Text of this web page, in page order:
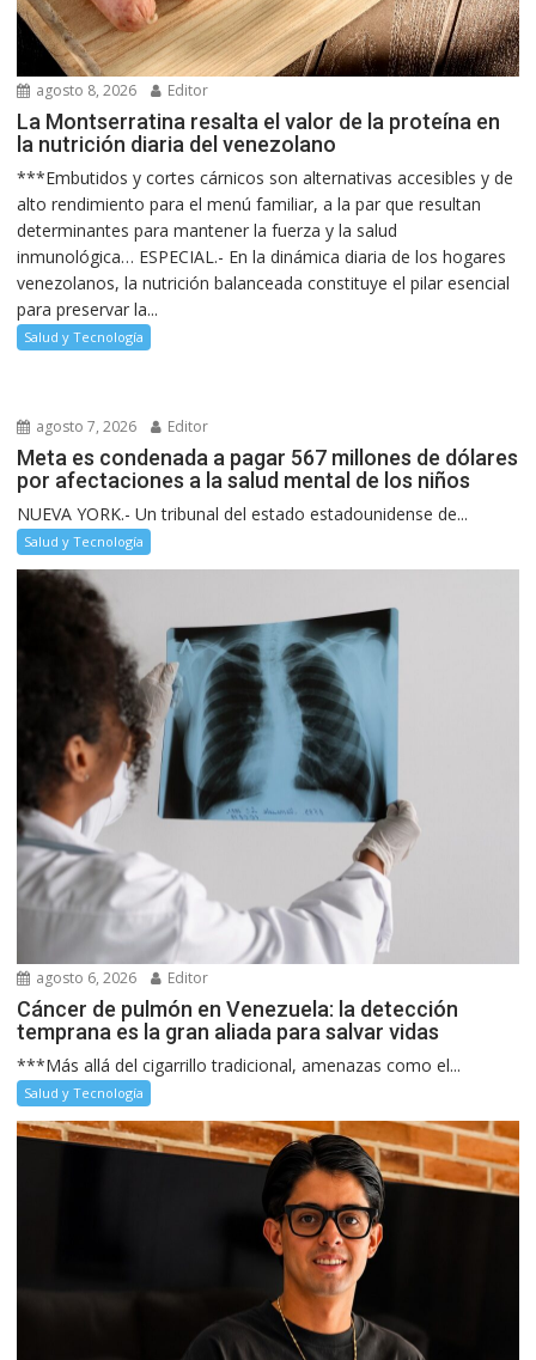
agosto 8, 2026 Editor
La Montserratina resalta el valor de la proteína en
la nutrición diaria del venezolano
***Embutidos y cortes cárnicos son alternativas accesibles y de
alto rendimiento para el menú familiar, a la par que resultan
determinantes para mantener la fuerza y la salud
inmunológica… ESPECIAL.- En la dinámica diaria de los hogares
venezolanos, la nutrición balanceada constituye el pilar esencial
para preservar la...
Salud y Tecnología
agosto 7, 2026 Editor
Meta es condenada a pagar 567 millones de dólares
por afectaciones a la salud mental de los niños
NUEVA YORK.- Un tribunal del estado estadounidense de...
Salud y Tecnología
agosto 6, 2026 Editor
Cáncer de pulmón en Venezuela: la detección
temprana es la gran aliada para salvar vidas
***Más allá del cigarrillo tradicional, amenazas como el...
Salud y Tecnología